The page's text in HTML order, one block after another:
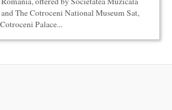
boiereasca Lansarea cartii O bucatarie
in Noul Cinema Romanes...
and The Cotroceni National Museum Sat,
Palace...